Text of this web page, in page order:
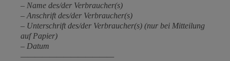
– Name des/der Verbraucher(s)
– Anschrift des/der Verbraucher(s)
– Unterschrift des/der Verbraucher(s) (nur bei Mitteilung
auf Papier)
– Datum
—————————————